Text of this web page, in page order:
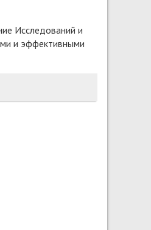
Исследований и
и эффективными